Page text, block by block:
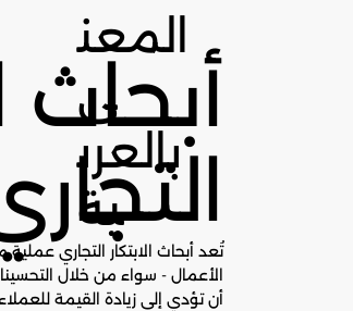
المعن
ى
بالعرب
ية
أبحاث
تُعد أبحاث الابتكار التجاري
الأعمال - سواء من خلال
أن تؤدي إلى زيادة القيمة